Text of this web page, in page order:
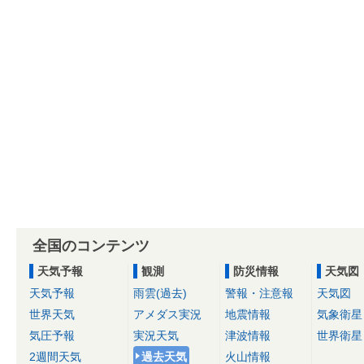
全国のコンテンツ
天気予報
天気予報
世界天気
気圧予報
2週間天気
観測
雨雲(過去)
アメダス実況
実況天気
過去天気
防災情報
警報・注意報
地震情報
津波情報
火山情報
天気図
天気図
気象衛星
世界衛星